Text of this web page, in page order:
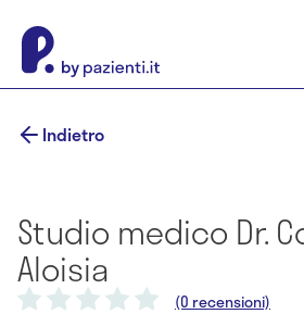
Indietro
Studio medico Dr.
Aloisia
(0 recensioni)